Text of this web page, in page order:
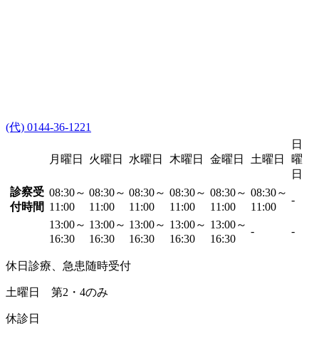
(代) 0144-36-1221
月曜日 火曜日 水曜日 木曜日 金曜日 土曜日
日
曜
日
診察受
付時間
08:30～
11:00
08:30～
11:00
08:30～
11:00
08:30～
11:00
08:30～
11:00
08:30～
11:00
-
13:00～
16:30
13:00～
16:30
13:00～
16:30
13:00～
16:30
13:00～
16:30
- -
休日診療、急患随時受付
土曜日 第2・4のみ
休診日